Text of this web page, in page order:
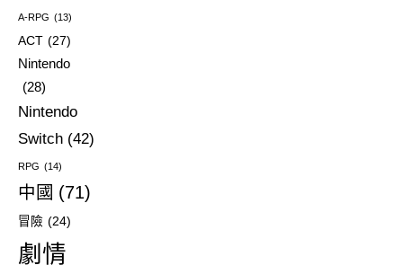
A-RPG (13)
ACT (27)
Nintendo
(28)
Nintendo
Switch (42)
RPG (14)
中國 (71)
冒險 (24)
劇情